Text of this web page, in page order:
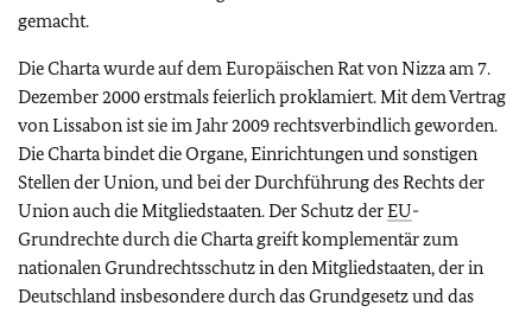
gemacht.
Die Charta wurde auf dem Europäischen Rat von Nizza am 7.
Dezember 2000 erstmals feierlich proklamiert. Mit dem Vertrag
von Lissabon ist sie im Jahr 2009 rechtsverbindlich geworden.
Die Charta bindet die Organe, Einrichtungen und sonstigen
Stellen der Union, und bei der Durchführung des Rechts der
Union auch die Mitgliedstaaten. Der Schutz derEU-
Grundrechte durch die Charta greift komplementär zum
nationalen Grundrechtsschutz in den Mitgliedstaaten, der in
Deutschland insbesondere durch das Grundgesetz und das